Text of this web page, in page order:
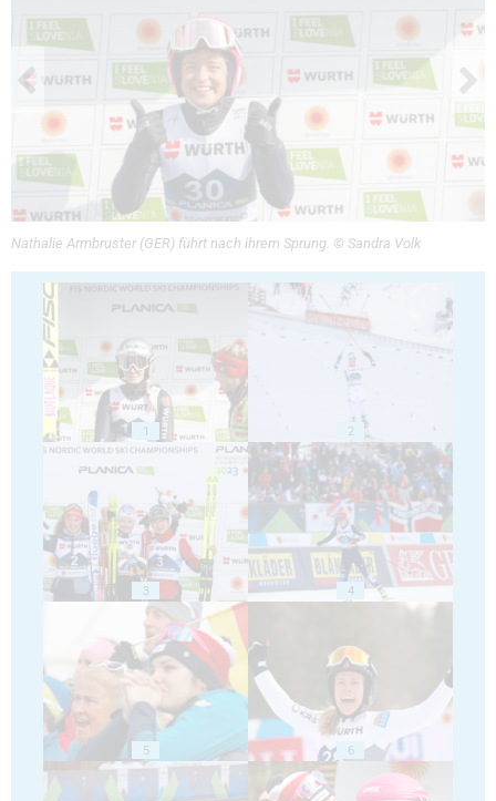
Nathalie Armbruster (GER) führt nach ihrem Sprung. © Sandra Volk
1 2
3 4
5 6